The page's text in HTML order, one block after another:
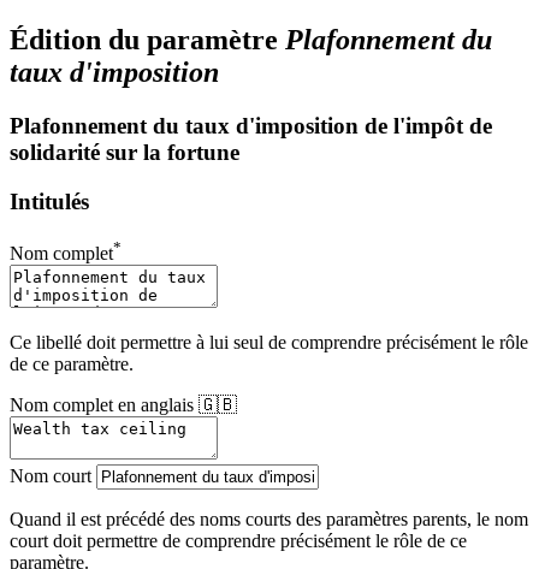
Édition du paramètre Plafonnement du
taux d'imposition
Plafonnement du taux d'imposition de l'impôt de
solidarité sur la fortune
Intitulés
Nom complet*
Ce libellé doit permettre à lui seul de comprendre précisément le rôle
de ce paramètre.
Nom complet en anglais 🇬🇧
Nom court
Quand il est précédé des noms courts des paramètres parents, le nom
court doit permettre de comprendre précisément le rôle de ce
paramètre.